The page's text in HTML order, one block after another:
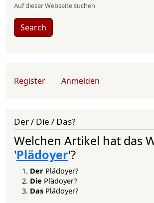
Auf dieser Webseite suchen
Search
User account menu
Register Anmelden
Der / Die / Das?
Welchen Artikel hat das
'Plädoyer'?
Der Plädoyer?
Die Plädoyer?
Das Plädoyer?